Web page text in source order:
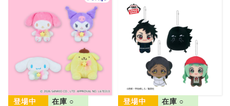
在庫 ○ 在庫 ○